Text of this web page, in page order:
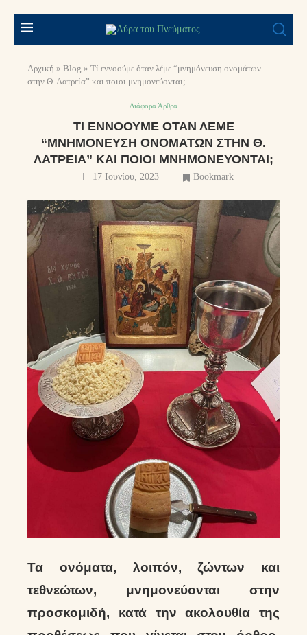
Αρχική » Blog » Τί εννοούμε όταν λέμε “μνημόνευση ονομάτων
στην Θ. Λατρεία” και ποιοι μνημονεύονται;
Διάφορα Άρθρα
ΤΊ ΕΝΝΟΟΎΜΕ ΌΤΑΝ ΛΈΜΕ
“ΜΝΗΜΌΝΕΥΣΗ ΟΝΟΜΆΤΩΝ ΣΤΗΝ Θ.
ΛΑΤΡΕΊΑ” ΚΑΙ ΠΟΙΟΙ ΜΝΗΜΟΝΕΎΟΝΤΑΙ;
17 Ιουνίου, 2023 Bookmark
Τα ονόματα, λοιπόν, ζώντων και
τεθνεώτων, μνημονεύονται στην
προσκομιδή, κατά την ακολουθία της